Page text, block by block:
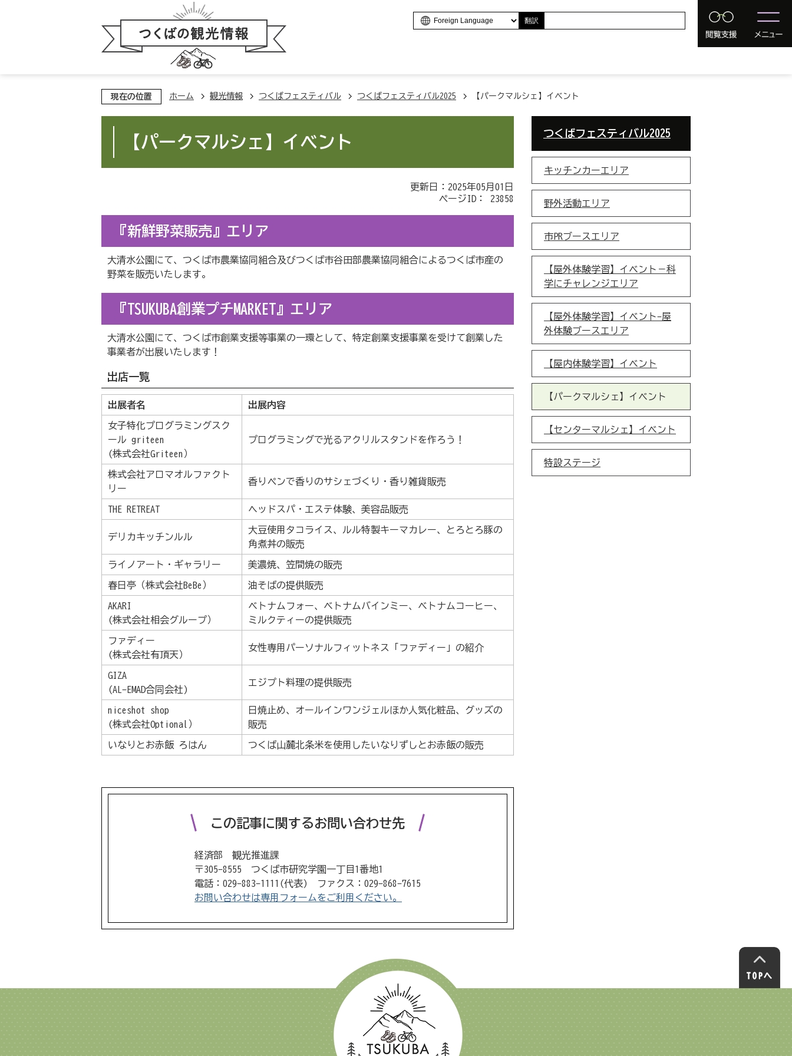
翻訳
現在の位置 ホーム 観光情報 つくばフェスティバル つくばフェスティバル2025 【パークマルシェ】イベント
【パークマルシェ】イベント
更新日：2025年05月01日
ページID：
23858
『新鮮野菜販売』エリア
大清水公園にて、つくば市農業協同組合及びつくば市谷田部農業協同組合によるつくば市産の
野菜を販売いたします。
『TSUKUBA創業プチMARKET』エリア
大清水公園にて、つくば市創業支援等事業の一環として、特定創業支援事業を受けて創業した
事業者が出展いたします！
出店一覧
出展者名 出展内容
女子特化プログラミングスク
ール griteen
(株式会社Griteen）
プログラミングで光るアクリルスタンドを作ろう！
株式会社アロマオルファクト
リー
香りペンで香りのサシェづくり・香り雑貨販売
THE RETREAT ヘッドスパ・エステ体験、美容品販売
デリカキッチンルル
大豆使用タコライス、ルル特製キーマカレー、とろとろ豚の
角煮丼の販売
ライノアート・ギャラリー 美濃焼、笠間焼の販売
春日亭（株式会社BeBe） 油そばの提供販売
AKARI
(株式会社相会グループ）
ベトナムフォー、ベトナムバインミー、ベトナムコーヒー、
ミルクティーの提供販売
ファディー
(株式会社有頂天）
女性専用パーソナルフィットネス「ファディー」の紹介
GIZA
(AL-EMAD合同会社)
エジプト料理の提供販売
niceshot shop
(株式会社Optional）
日焼止め、オールインワンジェルほか人気化粧品、グッズの
販売
いなりとお赤飯 ろはん つくば山麓北条米を使用したいなりずしとお赤飯の販売
この記事に関するお問い合わせ先
経済部 観光推進課
〒305-8555 つくば市研究学園一丁目1番地1
電話：029-883-1111(代表) ファクス：029-868-7615
お問い合わせは専用フォームをご利用ください。
つくばフェスティバル2025
キッチンカーエリア
野外活動エリア
市PRブースエリア
【屋外体験学習】イベント－科
学にチャレンジエリア
【屋外体験学習】イベント-屋
外体験ブースエリア
【屋内体験学習】イベント
【パークマルシェ】イベント
【センターマルシェ】イベント
特設ステージ